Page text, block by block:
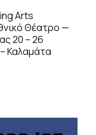
Arts
Θέατρο —
20 – 26
Καλαμάτα